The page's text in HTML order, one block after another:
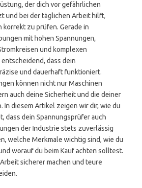
der dich vor gefährlichen
und bei der täglichen Arbeit hilft,
zu prüfen. Gerade in
mit hohen Spannungen,
und komplexen
dass dein
und dauerhaft funktioniert.
können nicht nur Maschinen
auch deine Sicherheit und die deiner
In diesem Artikel zeigen wir dir, wie du
dass dein Spannungsprüfer auch
der Industrie stets zuverlässig
welche Merkmale wichtig sind, wie du
worauf du beim Kauf achten solltest.
sicherer machen und teure